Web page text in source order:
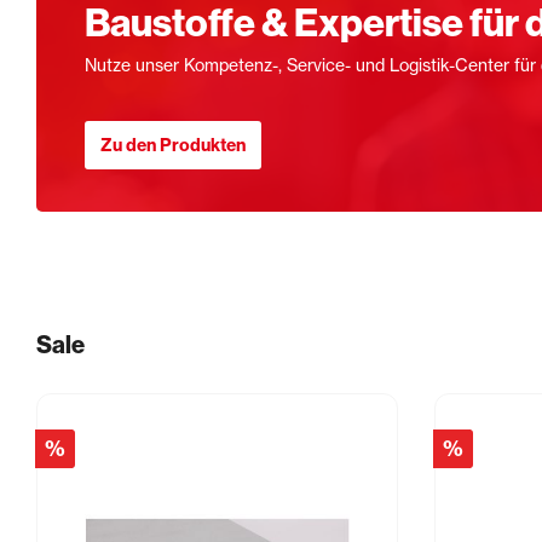
Zubehör
Schneiden
Arbeitsfugenbänder
Fugenabdeck- und Dichtbänder
Baustoffe & Expertise für
Nutze unser Kompetenz-, Service- und Logistik-Center für
Zu den Produkten
Sale
% %